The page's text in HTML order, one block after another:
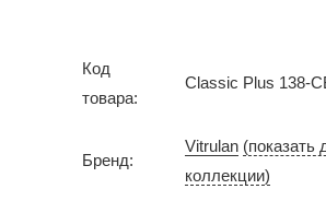
Код
товара:
Classic Plus 138-
Бренд:
Vitrulan (показать
коллекции)